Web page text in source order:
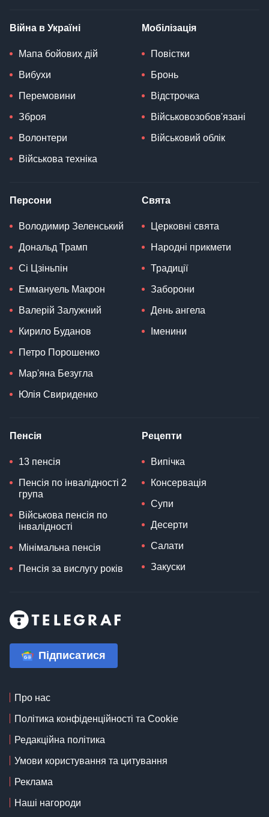
Війна в Україні
Мапа бойових дій
Вибухи
Перемовини
Зброя
Волонтери
Військова техніка
Мобілізація
Повістки
Бронь
Відстрочка
Військовозобов'язані
Військовий облік
Персони
Володимир Зеленський
Дональд Трамп
Сі Цзіньпін
Еммануель Макрон
Валерій Залужний
Кирило Буданов
Петро Порошенко
Мар'яна Безугла
Юлія Свириденко
Свята
Церковні свята
Народні прикмети
Традиції
Заборони
День ангела
Іменини
Пенсія
13 пенсія
Пенсія по інвалідності 2
група
Військова пенсія по
інвалідності
Мінімальна пенсія
Пенсія за вислугу років
Рецепти
Випічка
Консервація
Супи
Десерти
Салати
Закуски
Підписатися
Про нас
Політика конфіденційності та Cookie
Редакційна політика
Умови користування та цитування
Реклама
Наші нагороди